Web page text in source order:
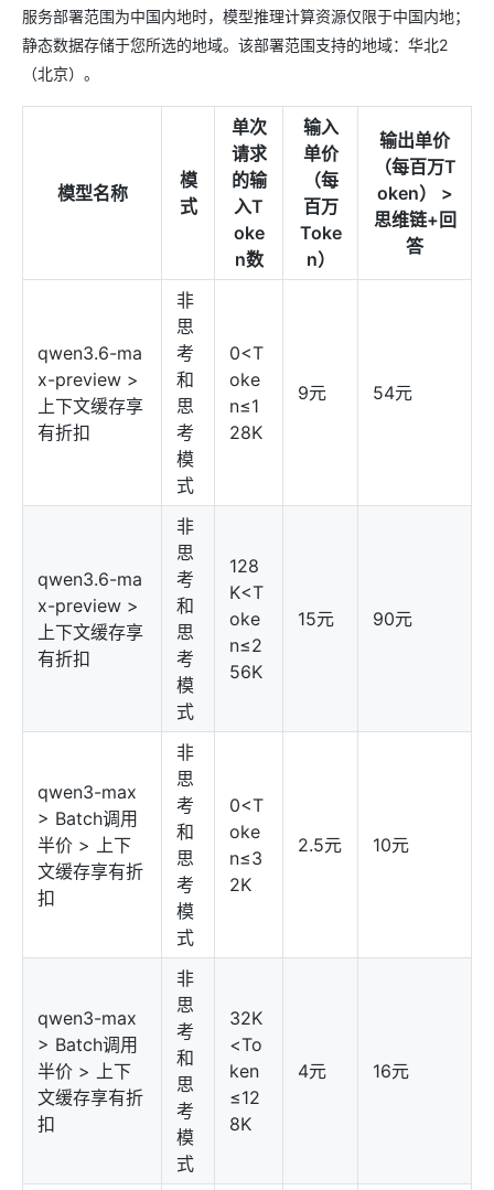
服务部署范围为中国内地时，模型推理计算资源仅限于中国内地；
静态数据存储于您所选的地域。该部署范围支持的地域：华北2
（北京）。
模型名称
模
式
单次
请求
的输
入T
oke
n数
输入
单价
（每
百万
Toke
n）
输出单价
（每百万T
oken） >
思维链+回
答
qwen3.6-ma
x-preview >
上下文缓存享
有折扣
非
思
考
和
思
考
模
式
0<T
oke
n≤1
28K
9元 54元
qwen3.6-ma
x-preview >
上下文缓存享
有折扣
非
思
考
和
思
考
模
式
128
K<T
oke
n≤2
56K
15元 90元
qwen3-max
> Batch调用
半价 > 上下
文缓存享有折
扣
非
思
考
和
思
考
模
式
0<T
oke
n≤3
2K
2.5元 10元
qwen3-max
> Batch调用
半价 > 上下
文缓存享有折
扣
非
思
考
和
思
考
模
式
32K
<To
ken
≤12
8K
4元 16元